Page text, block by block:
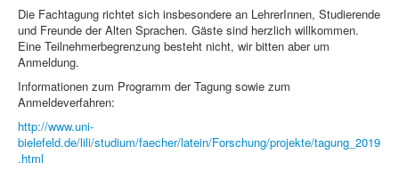
Die Fachtagung richtet sich insbesondere an LehrerInnen, Studierende
und Freunde der Alten Sprachen. Gäste sind herzlich willkommen.
Eine Teilnehmerbegrenzung besteht nicht, wir bitten aber um
Anmeldung.
Informationen zum Programm der Tagung sowie zum
Anmeldeverfahren:
http://www.uni-
bielefeld.de/lili/studium/faecher/latein/Forschung/projekte/tagung_2019
.html